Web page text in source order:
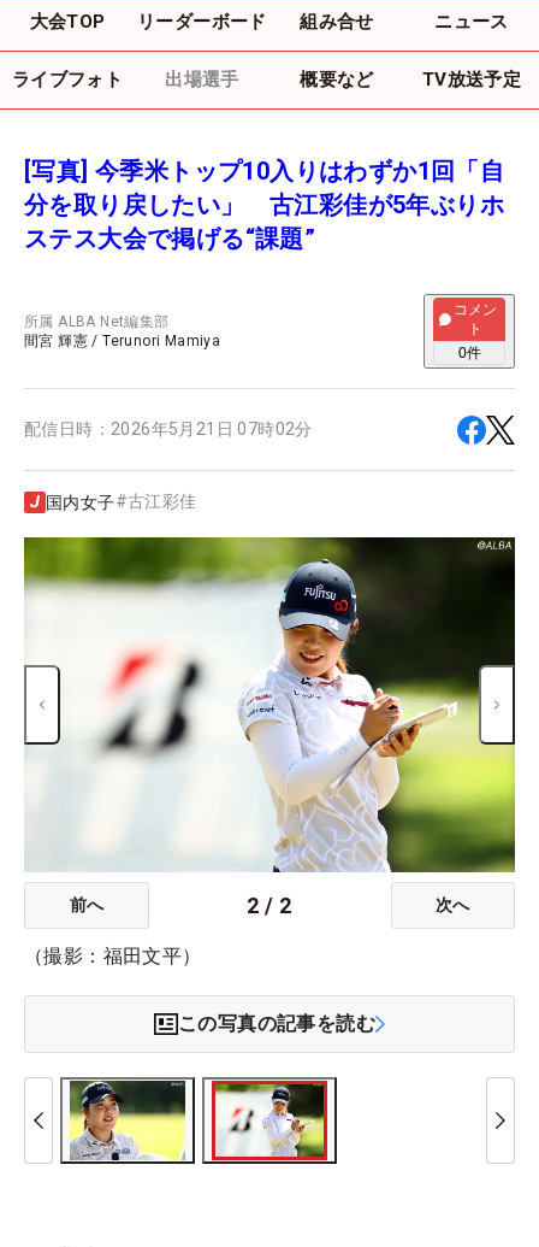
大会TOP リーダーボード 組み合せ ニュース
ライブフォト 出場選手 概要など TV放送予定
[写真] 今季米トップ10入りはわずか1回「自
分を取り戻したい」 古江彩佳が5年ぶりホ
ステス大会で掲げる“課題”
所属ALBA Net編集部
間宮 輝憲 /Terunori Mamiya
コメン
ト
0件
配信日時： 2026年5月21日 07時02分
国内女子#古江彩佳
前へ 2 / 2 次へ
（撮影：福田文平）
この写真の記事を読む